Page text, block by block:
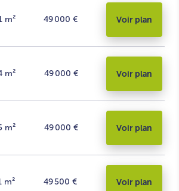
m² 49 000 € Voir plan
m² 49 000 € Voir plan
m² 49 000 € Voir plan
m² 49 500 € Voir plan